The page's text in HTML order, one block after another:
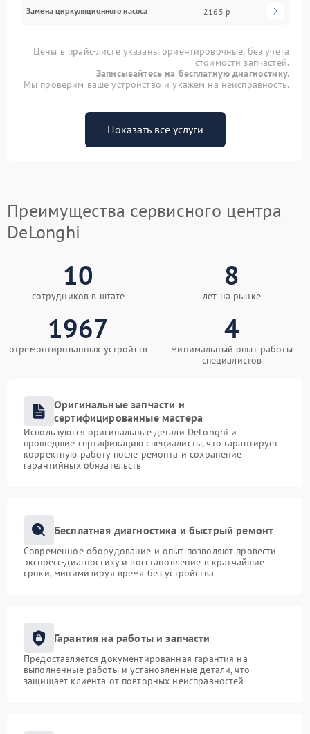
Замена циркуляционного насоса 2165 р
Цены в прайс-листе указаны ориентировочные, без учета
стоимости запчастей.
Записывайтесь на бесплатную диагностику.
Мы проверим ваше устройство и укажем на неисправность.
Показать все услуги
Преимущества сервисного центра
DeLonghi
10
сотрудников в штате
8
лет на рынке
1967
отремонтированных устройств
4
минимальный опыт работы
специалистов
Оригинальные запчасти и
сертифицированные мастера
Используются оригинальные детали DeLonghi и
прошедшие сертификацию специалисты, что гарантирует
корректную работу после ремонта и сохранение
гарантийных обязательств
Бесплатная диагностика и быстрый ремонт
Современное оборудование и опыт позволяют провести
экспресс-диагностику и восстановление в кратчайшие
сроки, минимизируя время без устройства
Гарантия на работы и запчасти
Предоставляется документированная гарантия на
выполненные работы и установленные детали, что
защищает клиента от повторных неисправностей